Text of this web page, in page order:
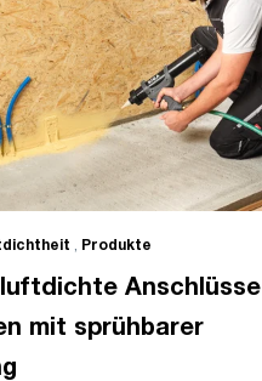
, Produkte
Anschlüsse
mit sprühbarer